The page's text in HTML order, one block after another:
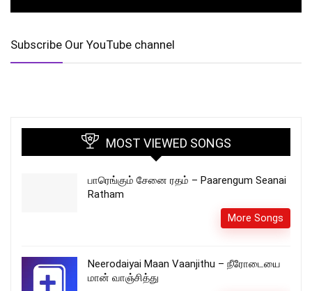
Subscribe Our YouTube channel
MOST VIEWED SONGS
பாரெங்கும் சேனை ரதம் – Paarengum Seanai
Ratham
More Songs
Neerodaiyai Maan Vaanjithu – நீரோடையை
மான் வாஞ்சித்து